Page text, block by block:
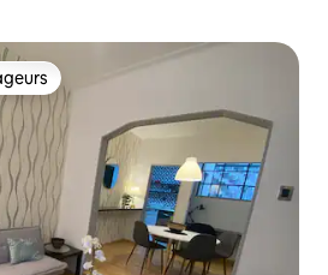
les plus appréciés